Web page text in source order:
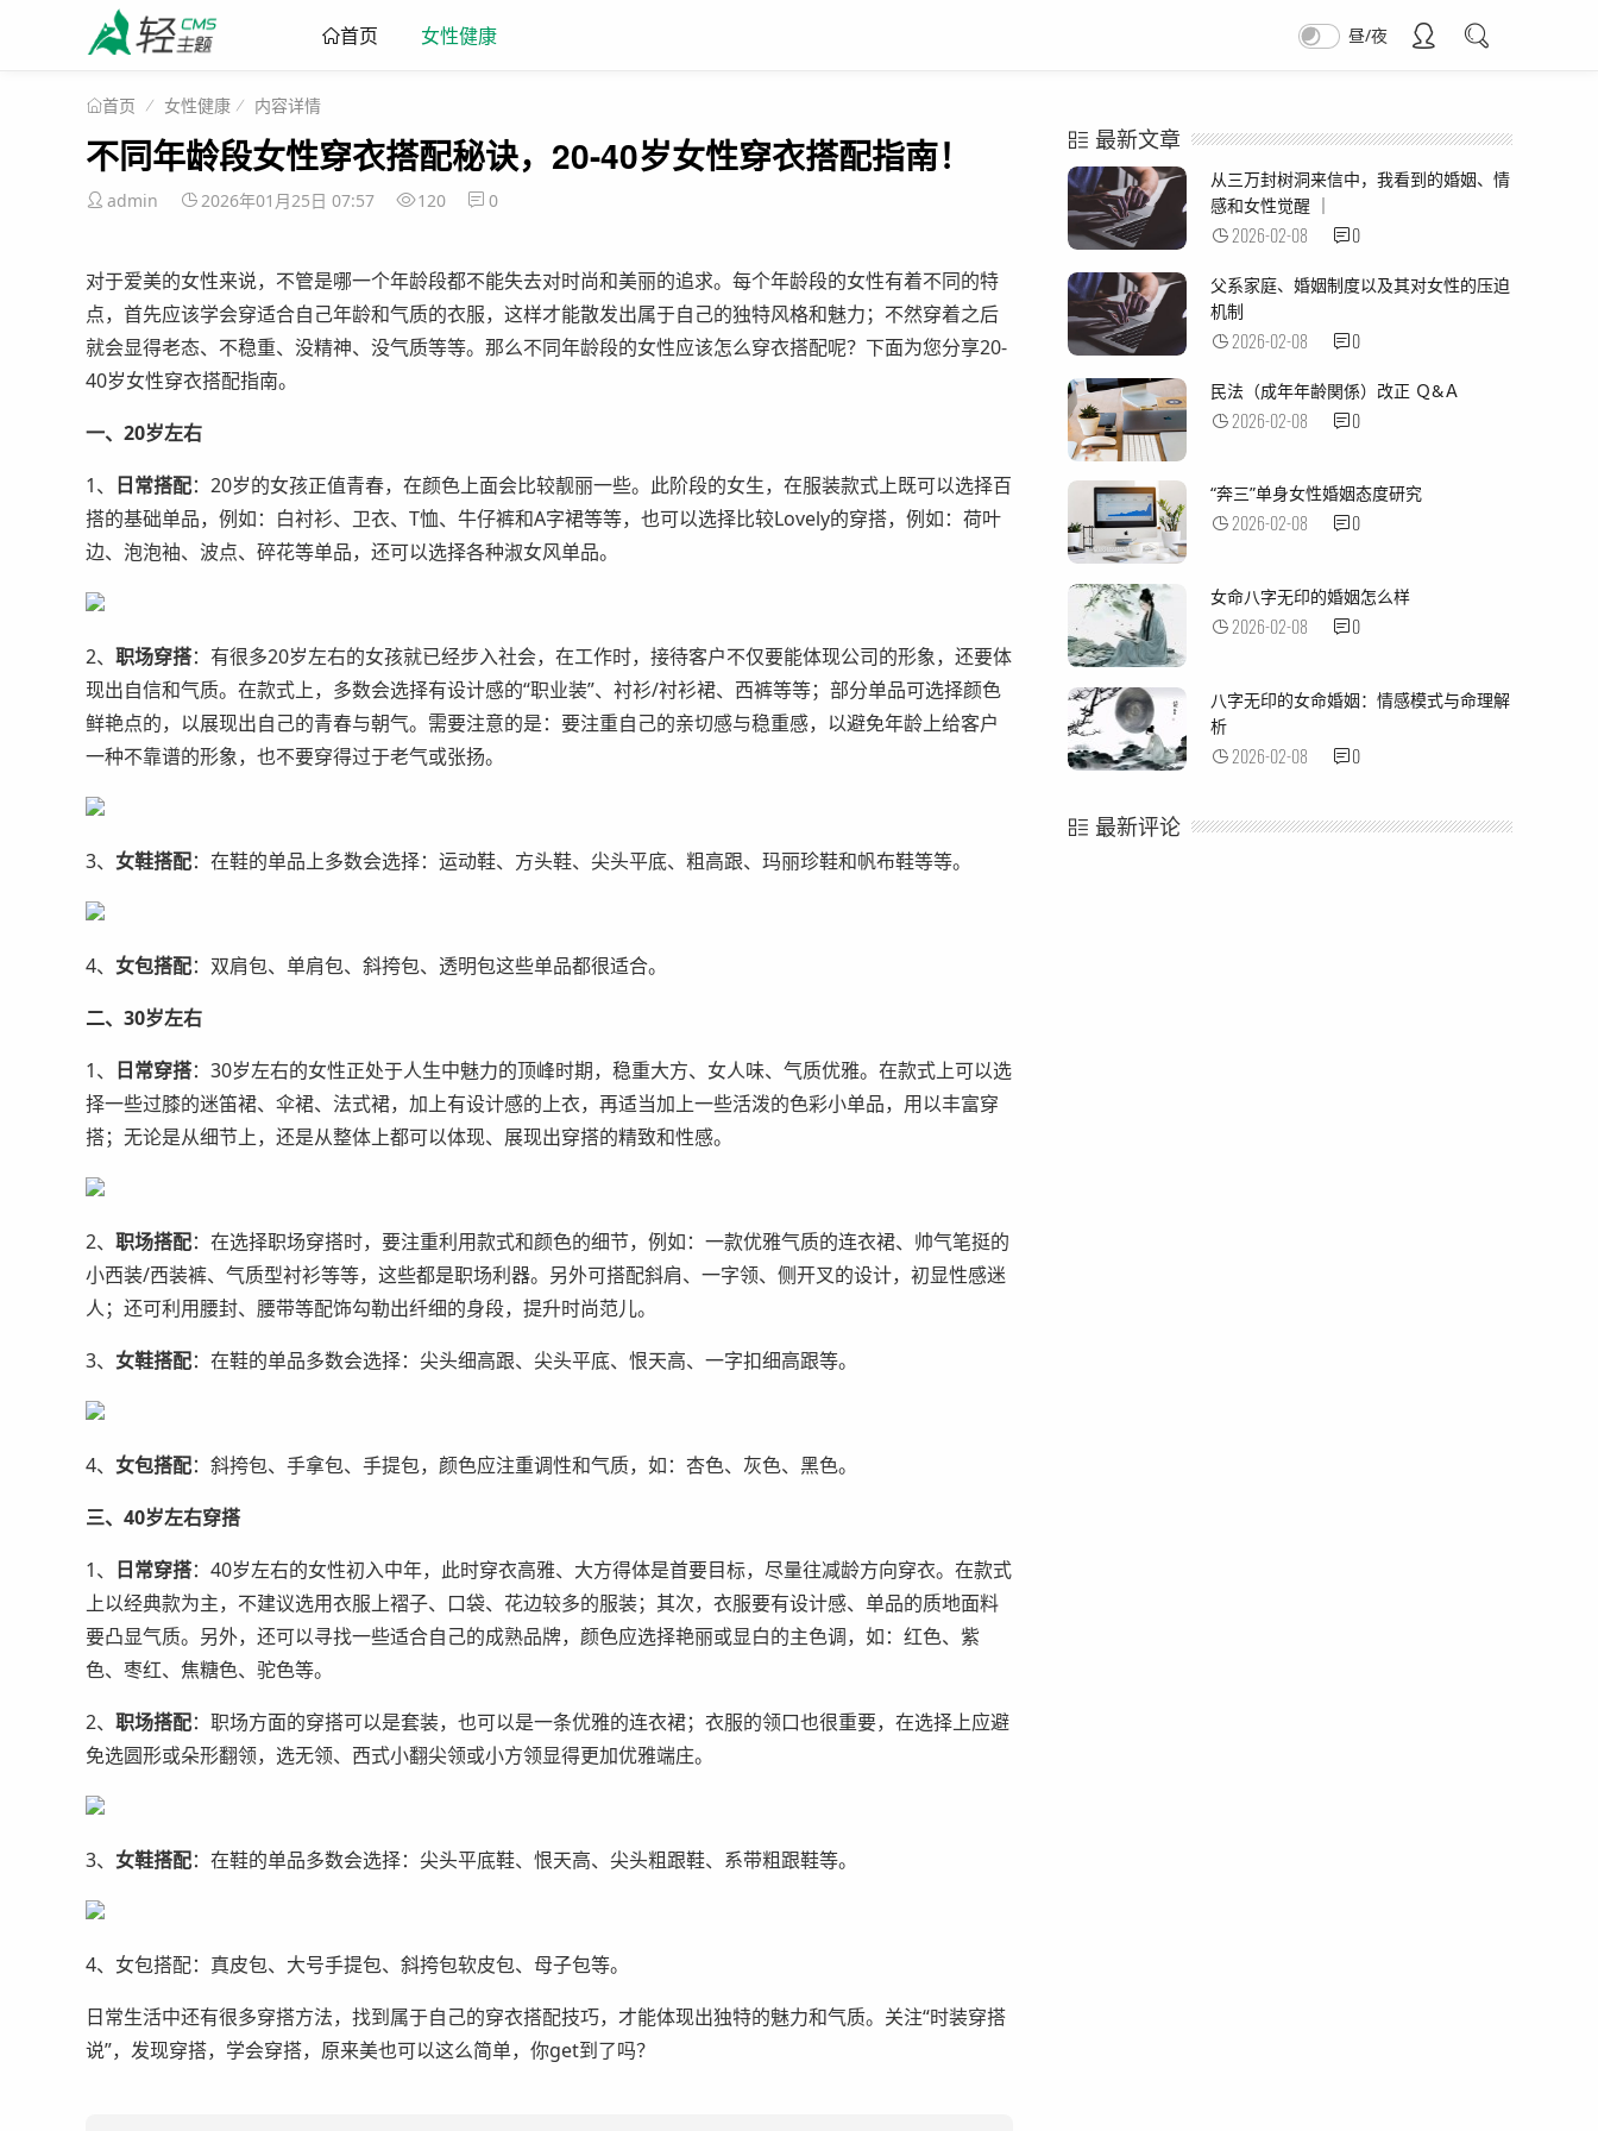
首页 女性健康 昼/夜
首页 女性健康 内容详情
不同年龄段女性穿衣搭配秘诀，20-40岁女性穿衣搭配指南！
admin 2026年01月25日 07:57 120 0
对于爱美的女性来说，不管是哪一个年龄段都不能失去对时尚和美丽的追求。每个年龄段的女性有着不同的特
点，首先应该学会穿适合自己年龄和气质的衣服，这样才能散发出属于自己的独特风格和魅力；不然穿着之后
就会显得老态、不稳重、没精神、没气质等等。那么不同年龄段的女性应该怎么穿衣搭配呢？下面为您分享20-
40岁女性穿衣搭配指南。
一、20岁左右
1、
日常搭配：20岁的女孩正值青春，在颜色上面会比较靓丽一些。此阶段的女生，在服装款式上既可以选择百
搭的基础单品，例如：白衬衫、卫衣、T恤、牛仔裤和A字裙等等，也可以选择比较Lovely的穿搭，例如：荷叶
边、泡泡袖、波点、碎花等单品，还可以选择各种淑女风单品。
2、 职场穿搭：有很多20岁左右的女孩就已经步入社会，在工作时，接待客户不仅要能体现公司的形象，还要体
现出自信和气质。在款式上，多数会选择有设计感的“职业装”、衬衫/衬衫裙、西裤等等；部分单品可选择颜色
鲜艳点的，以展现出自己的青春与朝气。需要注意的是：要注重自己的亲切感与稳重感，以避免年龄上给客户
一种不靠谱的形象，也不要穿得过于老气或张扬。
3、 女鞋搭配：在鞋的单品上多数会选择：运动鞋、方头鞋、尖头平底、粗高跟、玛丽珍鞋和帆布鞋等等。
4、 女包搭配：双肩包、单肩包、斜挎包、透明包这些单品都很适合。
二、30岁左右
1、
日常穿搭：30岁左右的女性正处于人生中魅力的顶峰时期，稳重大方、女人味、气质优雅。在款式上可以选
择一些过膝的迷笛裙、伞裙、法式裙，加上有设计感的上衣，再适当加上一些活泼的色彩小单品，用以丰富穿
搭；无论是从细节上，还是从整体上都可以体现、展现出穿搭的精致和性感。
2、 职场搭配：在选择职场穿搭时，要注重利用款式和颜色的细节，例如：一款优雅气质的连衣裙、帅气笔挺的
小西装/西装裤、气质型衬衫等等，这些都是职场利器。另外可搭配斜肩、一字领、侧开叉的设计，初显性感迷
人；还可利用腰封、腰带等配饰勾勒出纤细的身段，提升时尚范儿。
3、 女鞋搭配：在鞋的单品多数会选择：尖头细高跟、尖头平底、恨天高、一字扣细高跟等。
4、 女包搭配：斜挎包、手拿包、手提包，颜色应注重调性和气质，如：杏色、灰色、黑色。
三、40岁左右穿搭
1、
日常穿搭：40岁左右的女性初入中年，此时穿衣高雅、大方得体是首要目标，尽量往减龄方向穿衣。在款式
上以经典款为主，不建议选用衣服上褶子、口袋、花边较多的服装；其次，衣服要有设计感、单品的质地面料
要凸显气质。另外，还可以寻找一些适合自己的成熟品牌，颜色应选择艳丽或显白的主色调，如：红色、紫
色、枣红、焦糖色、驼色等。
2、 职场搭配：职场方面的穿搭可以是套装，也可以是一条优雅的连衣裙；衣服的领口也很重要，在选择上应避
免选圆形或朵形翻领，选无领、西式小翻尖领或小方领显得更加优雅端庄。
3、 女鞋搭配：在鞋的单品多数会选择：尖头平底鞋、恨天高、尖头粗跟鞋、系带粗跟鞋等。
4、女包搭配：真皮包、大号手提包、斜挎包软皮包、母子包等。
日常生活中还有很多穿搭方法，找到属于自己的穿衣搭配技巧，才能体现出独特的魅力和气质。关注“时装穿搭
说”，发现穿搭，学会穿搭，原来美也可以这么简单，你get到了吗？
最新文章
从三万封树洞来信中，我看到的婚姻、情
感和女性觉醒 ｜
2026-02-08 0
父系家庭、婚姻制度以及其对女性的压迫
机制
2026-02-08 0
民法（成年年齢関係）改正 Ｑ&Ａ
2026-02-08 0
“奔三”单身女性婚姻态度研究
2026-02-08 0
女命八字无印的婚姻怎么样
2026-02-08 0
八字无印的女命婚姻：情感模式与命理解
析
2026-02-08 0
最新评论